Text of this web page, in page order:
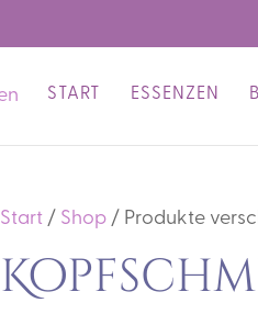
START ESSENZEN
Start/ Shop/ Produkte